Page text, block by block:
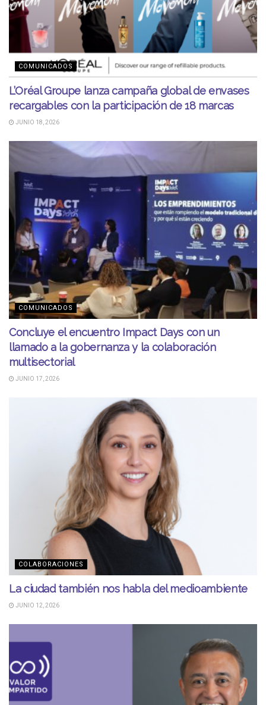
COMUNICADOS
L’Oréal Groupe lanza campaña global de envases
recargables con la participación de 18 marcas
JUNIO 18, 2026
COMUNICADOS
Concluye el encuentro Impact Days con un
llamado a la gobernanza y la colaboración
multisectorial
JUNIO 17, 2026
COLABORACIONES
La ciudad también nos habla del medioambiente
JUNIO 12, 2026